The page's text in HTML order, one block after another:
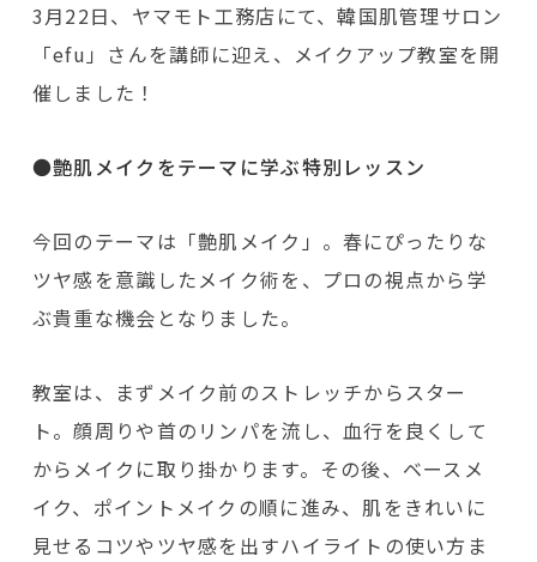
3月22日、ヤマモト工務店にて、韓国肌管理サロン
「efu」さんを講師に迎え、メイクアップ教室を開
催しました！
●艶肌メイクをテーマに学ぶ特別レッスン
今回のテーマは「艶肌メイク」。春にぴったりな
ツヤ感を意識したメイク術を、プロの視点から学
ぶ貴重な機会となりました。
教室は、まずメイク前のストレッチからスター
ト。顔周りや首のリンパを流し、血行を良くして
からメイクに取り掛かります。その後、ベースメ
イク、ポイントメイクの順に進み、肌をきれいに
見せるコツやツヤ感を出すハイライトの使い方ま